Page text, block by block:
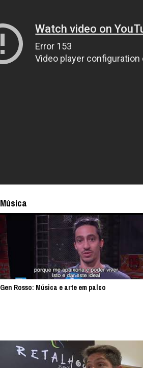
Música
Gen Rosso: Música e arte em palco